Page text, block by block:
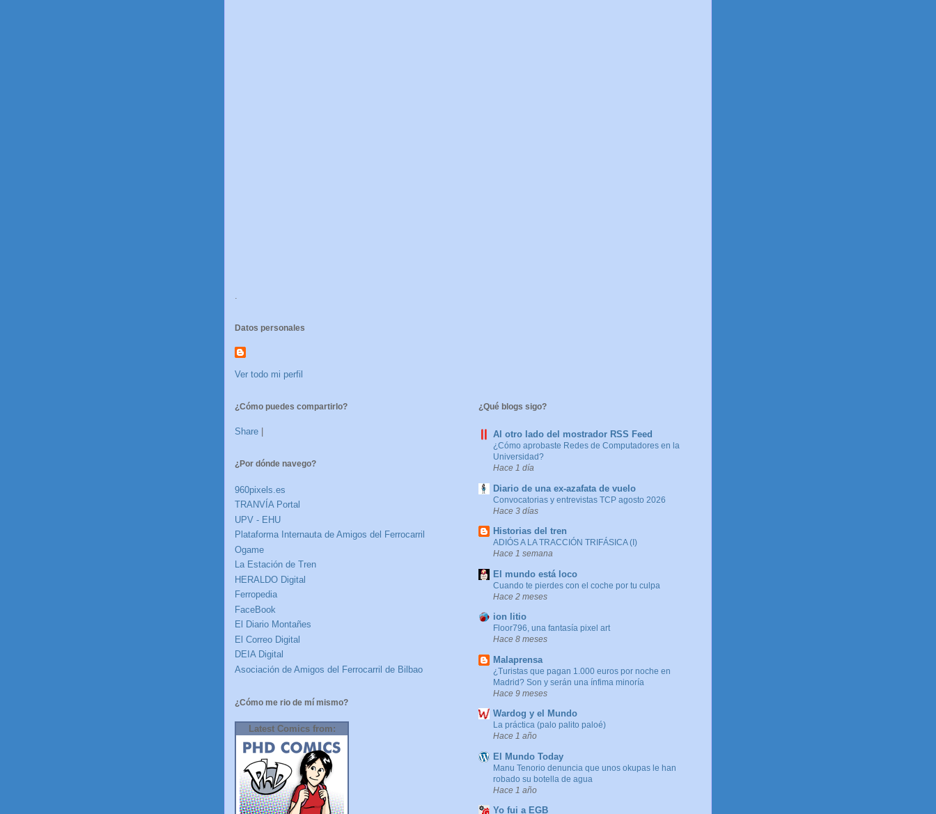
Datos personales
Ver todo mi perfil
¿Cómo puedes compartirlo?
Share
¿Por dónde navego?
960pixels.es
TRANVÍA Portal
UPV - EHU
Plataforma Internauta de Amigos del Ferrocarril
Ogame
La Estación de Tren
HERALDO Digital
Ferropedia
FaceBook
El Diario Montañes
El Correo Digital
DEIA Digital
Asociación de Amigos del Ferrocarril de Bilbao
¿Cómo me rio de mí mismo?
Latest Comics from:
¿Qué blogs sigo?
Al otro lado del mostrador RSS Feed
¿Cómo aprobaste Redes de Computadores en la
Universidad?
Hace 1 día
Diario de una ex-azafata de vuelo
Convocatorias y entrevistas TCP agosto 2026
Hace 3 días
Historias del tren
ADIÓS A LA TRACCIÓN TRIFÁSICA (I)
Hace 1 semana
El mundo está loco
Cuando te pierdes con el coche por tu culpa
Hace 2 meses
ion litio
Floor796, una fantasía pixel art
Hace 8 meses
Malaprensa
¿Turistas que pagan 1.000 euros por noche en
Madrid? Son y serán una ínfima minoría
Hace 9 meses
Wardog y el Mundo
La práctica (palo palito paloé)
Hace 1 año
El Mundo Today
Manu Tenorio denuncia que unos okupas le han
robado su botella de agua
Hace 1 año
Yo fui a EGB